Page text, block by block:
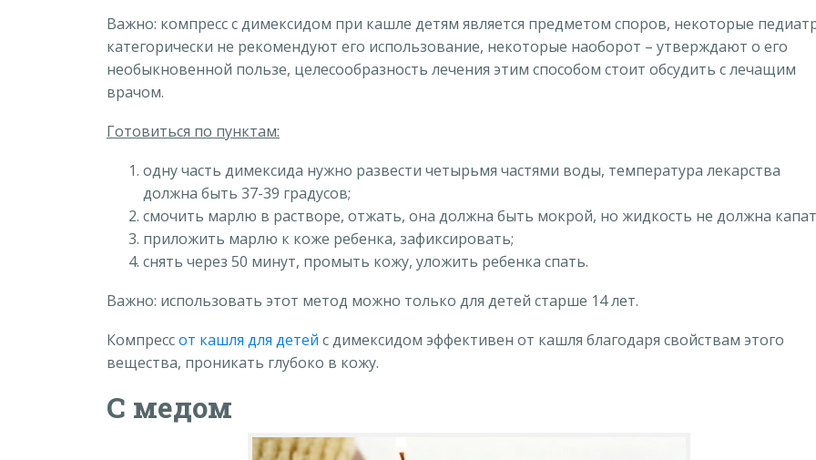
Важно: компресс с димексидом при кашле детям является предметом споров, некоторые
категорически не рекомендуют его использование, некоторые наоборот – утверждают о его
необыкновенной пользе, целесообразность лечения этим способом стоит обсудить с лечащим
врачом.
Готовиться по пунктам:
одну часть димексида нужно развести четырьмя частями воды, температура лекарства
должна быть 37-39 градусов;
смочить марлю в растворе, отжать, она должна быть мокрой, но жидкость не должна
приложить марлю к коже ребенка, зафиксировать;
снять через 50 минут, промыть кожу, уложить ребенка спать.
Важно: использовать этот метод можно только для детей старше 14 лет.
Компрессот кашля для детей с димексидом эффективен от кашля благодаря свойствам этого
вещества, проникать глубоко в кожу.
С медом